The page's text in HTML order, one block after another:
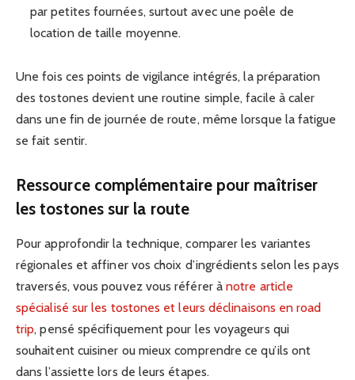
par petites fournées, surtout avec une poêle de
location de taille moyenne.
Une fois ces points de vigilance intégrés, la préparation
des tostones devient une routine simple, facile à caler
dans une fin de journée de route, même lorsque la fatigue
se fait sentir.
Ressource complémentaire pour maîtriser
les tostones sur la route
Pour approfondir la technique, comparer les variantes
régionales et affiner vos choix d’ingrédients selon les pays
traversés, vous pouvez vous référer ànotre article
spécialisé sur les tostones et leurs déclinaisons en road
trip, pensé spécifiquement pour les voyageurs qui
souhaitent cuisiner ou mieux comprendre ce qu’ils ont
dans l’assiette lors de leurs étapes.